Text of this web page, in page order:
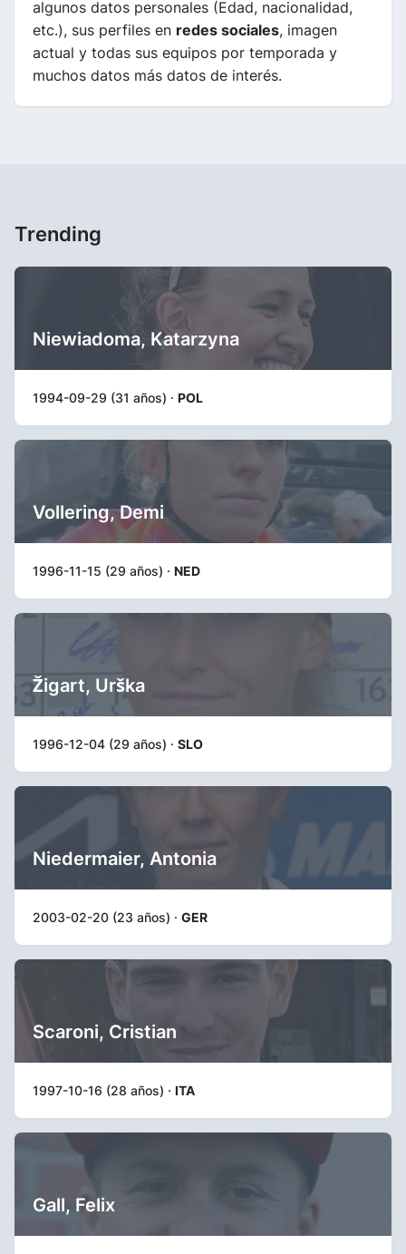
algunos datos personales (Edad, nacionalidad,
etc.), sus perfiles en redes sociales, imagen
actual y todas sus equipos por temporada y
muchos datos más datos de interés.
Trending
Niewiadoma, Katarzyna
1994-09-29 (31 años) · POL
Vollering, Demi
1996-11-15 (29 años) · NED
Žigart, Urška
1996-12-04 (29 años) · SLO
Niedermaier, Antonia
2003-02-20 (23 años) · GER
Scaroni, Cristian
1997-10-16 (28 años) · ITA
Gall, Felix